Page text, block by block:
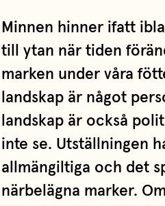
Minnen hinner ifatt
till ytan när tiden
marken under våra
landskap är något
landskap är också
inte se. Utställningen
allmängiltiga och det
närbelägna marker.